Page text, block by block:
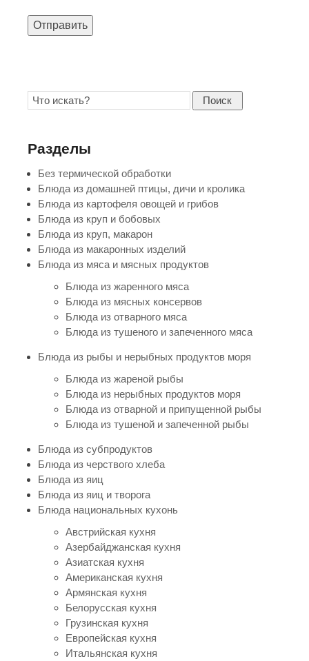
Отправить
Поиск
Разделы
Без термической обработки
Блюда из домашней птицы, дичи и кролика
Блюда из картофеля овощей и грибов
Блюда из круп и бобовых
Блюда из круп, макарон
Блюда из макаронных изделий
Блюда из мяса и мясных продуктов
Блюда из жаренного мяса
Блюда из мясных консервов
Блюда из отварного мяса
Блюда из тушеного и запеченного мяса
Блюда из рыбы и нерыбных продуктов моря
Блюда из жареной рыбы
Блюда из нерыбных продуктов моря
Блюда из отварной и припущенной рыбы
Блюда из тушеной и запеченной рыбы
Блюда из субпродуктов
Блюда из черствого хлеба
Блюда из яиц
Блюда из яиц и творога
Блюда национальных кухонь
Австрийская кухня
Азербайджанская кухня
Азиатская кухня
Американская кухня
Армянская кухня
Белорусская кухня
Грузинская кухня
Европейская кухня
Итальянская кухня